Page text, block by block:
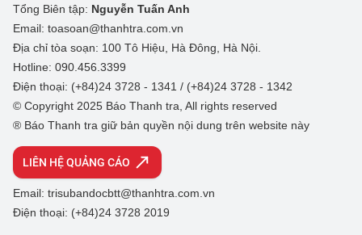
Tổng Biên tập: Nguyễn Tuấn Anh
Email: toasoan@thanhtra.com.vn
Địa chỉ tòa soạn: 100 Tô Hiệu, Hà Đông, Hà Nội.
Hotline: 090.456.3399
Điện thoại: (+84)24 3728 - 1341 / (+84)24 3728 - 1342
© Copyright 2025 Báo Thanh tra, All rights reserved
® Báo Thanh tra giữ bản quyền nội dung trên website này
LIÊN HỆ QUẢNG CÁO
Email: trisubandocbtt@thanhtra.com.vn
Điện thoại: (+84)24 3728 2019